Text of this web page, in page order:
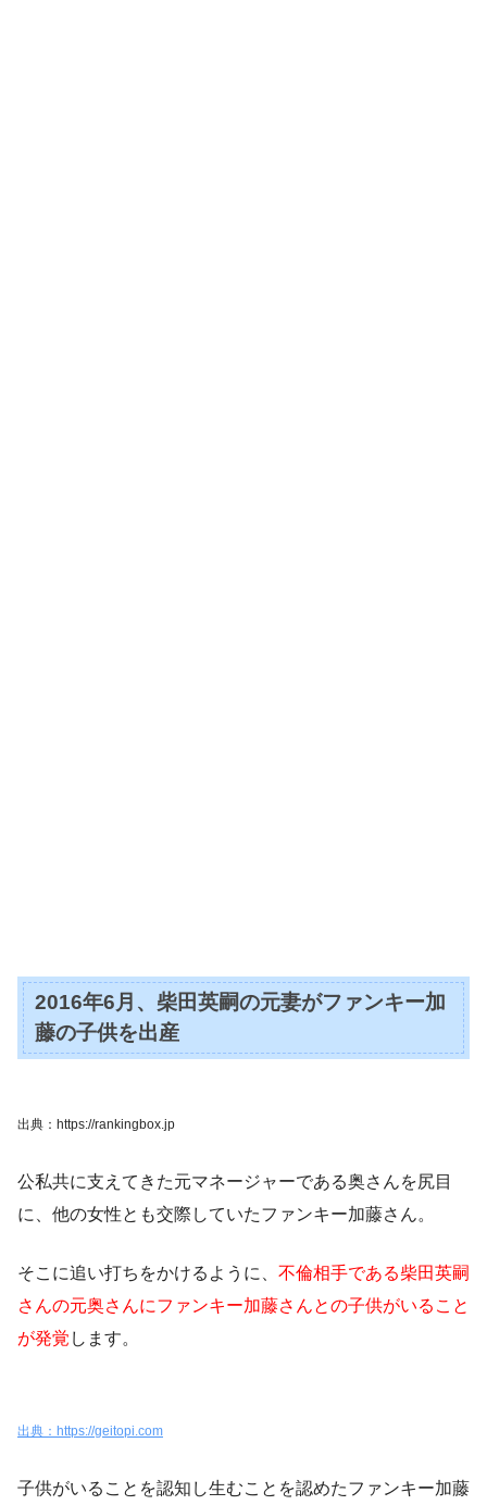
2016年6月、柴田英嗣の元妻がファンキー加
藤の子供を出産
出典：https://rankingbox.jp
公私共に支えてきた元マネージャーである奥さんを尻目
に、他の女性とも交際していたファンキー加藤さん。
そこに追い打ちをかけるように、 不倫相手である柴田英嗣
さんの元奥さんにファンキー加藤さんとの子供がいること
が発覚 します。
出典：https://geitopi.com
子供がいることを認知し生むことを認めたファンキー加藤